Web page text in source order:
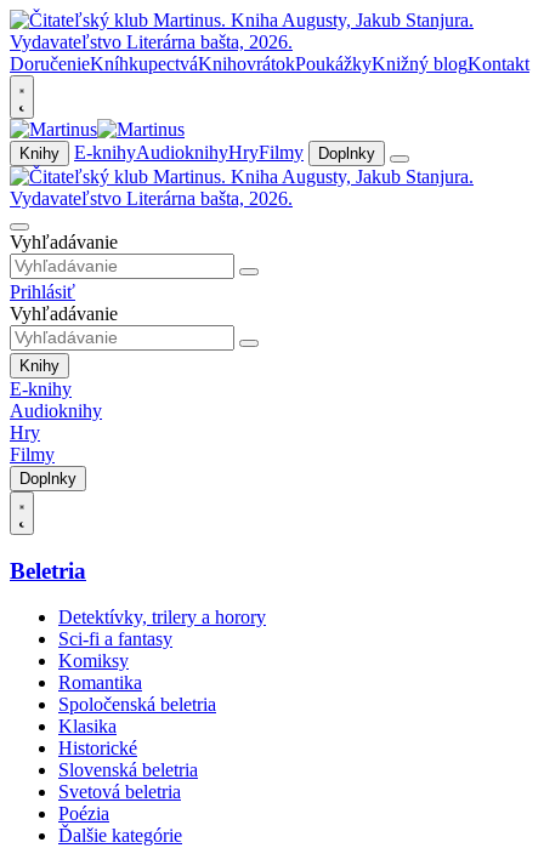
DoručenieKníhkupectváKnihovrátokPoukážkyKnižný blogKontakt
Knihy E-knihyAudioknihyHryFilmy Doplnky
Vyhľadávanie
Prihlásiť
Vyhľadávanie
Knihy
E-knihy
Audioknihy
Hry
Filmy
Doplnky
Beletria
Detektívky, trilery a horory
Sci-fi a fantasy
Komiksy
Romantika
Spoločenská beletria
Klasika
Historické
Slovenská beletria
Svetová beletria
Poézia
Ďalšie kategórie